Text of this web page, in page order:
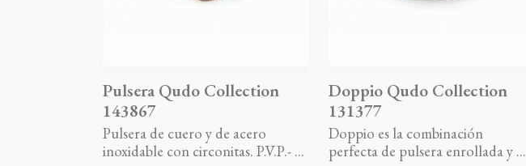
Pulsera Qudo Collection
143867
Pulsera de cuero y de acero
inoxidable con circonitas. P.V.P.- ...
Doppio Qudo Collection
131377
Doppio es la combinación
perfecta de pulsera enrollada y ...